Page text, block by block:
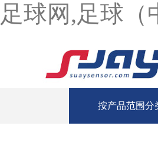
足球网,足球（
按产品范围分